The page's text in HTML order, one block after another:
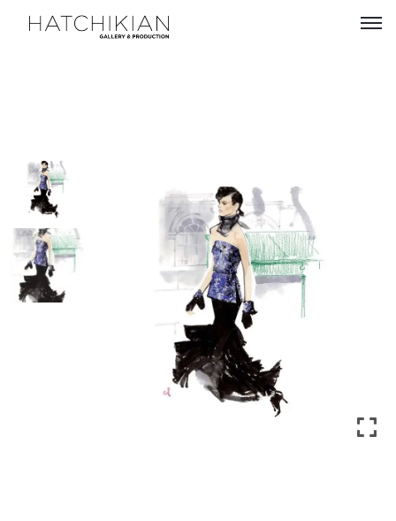
propos
Visitez
notre
Art
Loft